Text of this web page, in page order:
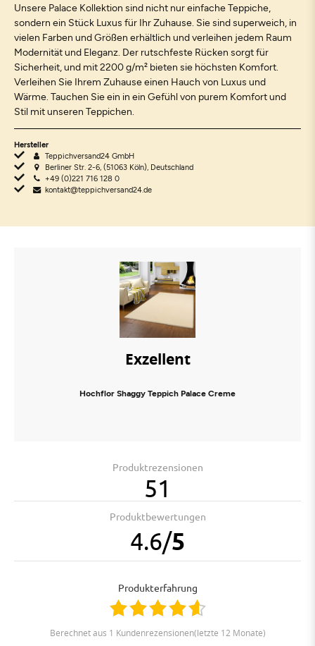
Unsere Palace Kollektion sind nicht nur einfache Teppiche,
sondern ein Stück Luxus für Ihr Zuhause. Sie sind superweich, in
vielen Farben und Größen erhältlich und verleihen jedem Raum
Modernität und Eleganz. Der rutschfeste Rücken sorgt für
Sicherheit, und mit 2200 g/m² bieten sie höchsten Komfort.
Verleihen Sie Ihrem Zuhause einen Hauch von Luxus und
Wärme. Tauchen Sie ein in ein Gefühl von purem Komfort und
Stil mit unseren Teppichen.
Hersteller
Teppichversand24 GmbH
Berliner Str. 2-6, (51063 Köln), Deutschland
+49 (0)221 716 128 0
kontakt@teppichversand24.de
Exzellent
Hochflor Shaggy Teppich Palace Creme
Produktrezensionen
51
Produktbewertungen
4.6/5
Produkterfahrung
berechnet aus 1 Kundenrezensionen(letzte 12 Monate)